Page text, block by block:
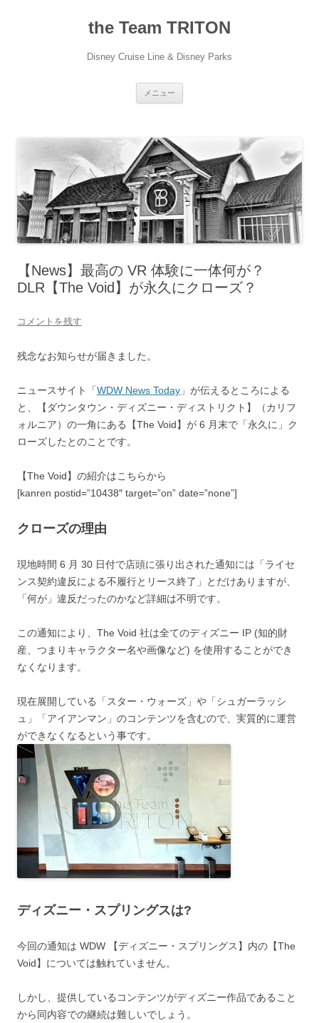
the Team TRITON
Disney Cruise Line & Disney Parks
メニュー
【News】最高の VR 体験に一体何が？
DLR【The Void】が永久にクローズ？
コメントを残す
残念なお知らせが届きました。
ニュースサイト「WDW News Today 」が伝えるところによる
と、【ダウンタウン・ディズニー・ディストリクト】（カリフ
ォルニア）の一角にある【The Void】が 6 月末で「永久に」ク
ローズしたとのことです。
【The Void】の紹介はこちらから
[kanren postid=”10438″ target=”on” date=”none”]
クローズの理由
現地時間 6 月 30 日付で店頭に張り出された通知には「ライセ
ンス契約違反による不履行とリース終了」とだけありますが、
「何が」違反だったのかなど詳細は不明です。
この通知により、The Void 社は全てのディズニー IP (知的財
産、つまりキャラクター名や画像など) を使用することができ
なくなります。
現在展開している「スター・ウォーズ」や「シュガーラッシ
ュ」「アイアンマン」のコンテンツを含むので、実質的に運営
ができなくなるという事です。
ディズニー・スプリングスは?
今回の通知は WDW 【ディズニー・スプリングス】内の【The
Void】については触れていません。
しかし、提供しているコンテンツがディズニー作品であること
から同内容での継続は難しいでしょう。